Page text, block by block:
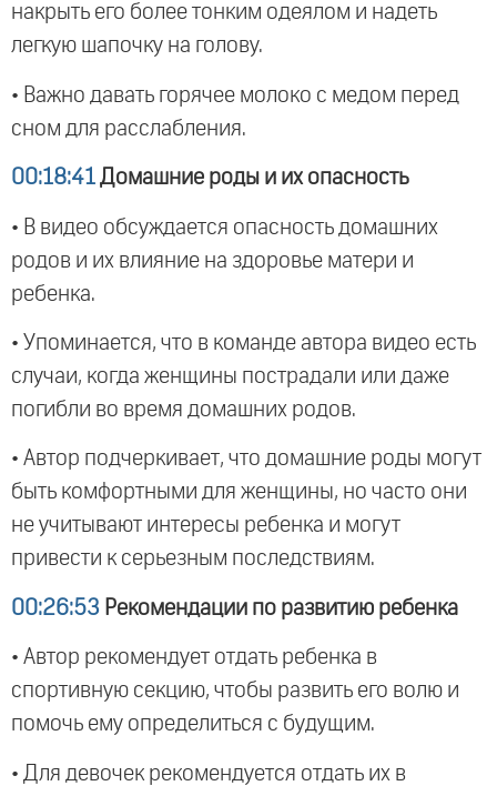
накрыть его более тонким одеялом и надеть
легкую шапочку на голову.
• Важно давать горячее молоко с медом перед
сном для расслабления.
00:18:41 Домашние роды и их опасность
• В видео обсуждается опасность домашних
родов и их влияние на здоровье матери и
ребенка.
• Упоминается, что в команде автора видео есть
случаи, когда женщины пострадали или даже
погибли во время домашних родов.
• Автор подчеркивает, что домашние роды могут
быть комфортными для женщины, но часто они
не учитывают интересы ребенка и могут
привести к серьезным последствиям.
00:26:53 Рекомендации по развитию ребенка
• Автор рекомендует отдать ребенка в
спортивную секцию, чтобы развить его волю и
помочь ему определиться с будущим.
• Для девочек рекомендуется отдать их в